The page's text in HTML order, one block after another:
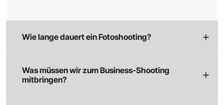
gefallen?
Was passiert, wenn du krankheitsbedingt
ausfällst?